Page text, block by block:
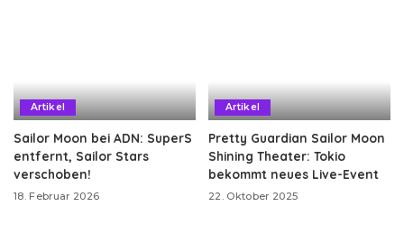
Artikel
Sailor Moon bei ADN: SuperS
entfernt, Sailor Stars
verschoben!
18. Februar 2026
Artikel
Pretty Guardian Sailor Moon
Shining Theater: Tokio
bekommt neues Live-Event
22. Oktober 2025